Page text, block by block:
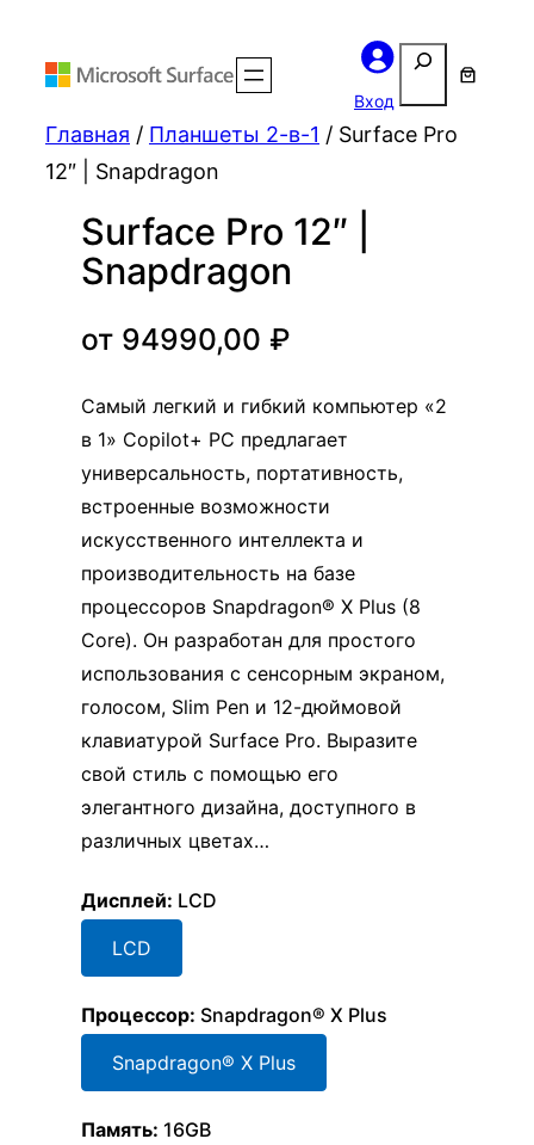
Вход
Поиск
Главная / Планшеты 2-в-1 / Surface Pro
12″ | Snapdragon
Surface Pro 12″ |
Snapdragon
от 94990,00 ₽
Самый легкий и гибкий компьютер «2
в 1» Copilot+ PC предлагает
универсальность, портативность,
встроенные возможности
искусственного интеллекта и
производительность на базе
процессоров Snapdragon® X Plus (8
Core). Он разработан для простого
использования с сенсорным экраном,
голосом, Slim Pen и 12-дюймовой
клавиатурой Surface Pro. Выразите
свой стиль с помощью его
элегантного дизайна, доступного в
различных цветах…
Дисплей: LCD
LCD
Процессор: Snapdragon® X Plus
Snapdragon® X Plus
Память: 16GB